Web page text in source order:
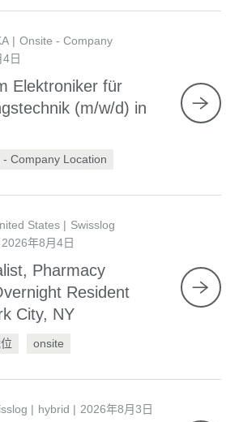
Onsite - Company
日
Elektroniker für
(m/w/d) in
- Company Location
States
Swisslog
2026年8月4日
Pharmacy
Resident
City, NY
onsite
hybrid 2026年8月3日